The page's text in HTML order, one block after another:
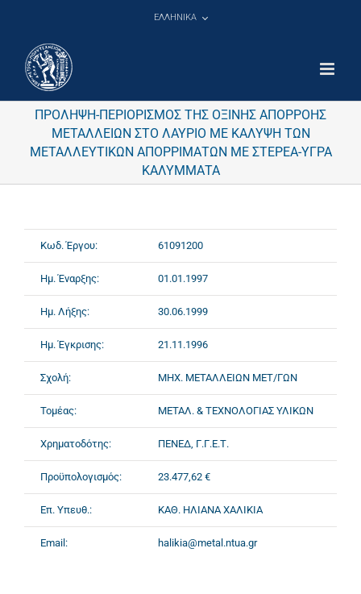
ΕΛΛΗΝΙΚΑ
ΠΡΟΛΗΨΗ-ΠΕΡΙΟΡΙΣΜΟΣ ΤΗΣ ΟΞΙΝΗΣ ΑΠΟΡΡΟΗΣ
ΜΕΤΑΛΛΕΙΩΝ ΣΤΟ ΛΑΥΡΙΟ ΜΕ ΚΑΛΥΨΗ ΤΩΝ
ΜΕΤΑΛΛΕΥΤΙΚΩΝ ΑΠΟΡΡΙΜΑΤΩΝ ΜΕ ΣΤΕΡΕΑ-ΥΓΡΑ
ΚΑΛΥΜΜΑΤΑ
Κωδ. Έργου: 61091200
Ημ. Έναρξης: 01.01.1997
Ημ. Λήξης: 30.06.1999
Ημ. Έγκρισης: 21.11.1996
Σχολή: ΜΗΧ. ΜΕΤΑΛΛΕΙΩΝ ΜΕΤ/ΓΩΝ
Τομέας: ΜΕΤΑΛ. & ΤΕΧΝΟΛΟΓΙΑΣ ΥΛΙΚΩΝ
Χρηματοδότης: ΠΕΝΕΔ, Γ.Γ.Ε.Τ.
Προϋπολογισμός: 23.477,62 €
Επ. Υπευθ.: ΚΑΘ. ΗΛΙΑΝΑ ΧΑΛΙΚΙΑ
Email: halikia@metal.ntua.gr